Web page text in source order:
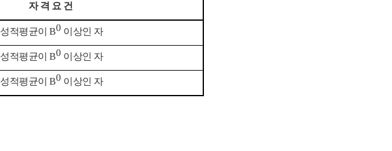
자 격 요 건
성적평균이B0 이상인 자
성적평균이B0 이상인 자
성적평균이B0 이상인 자